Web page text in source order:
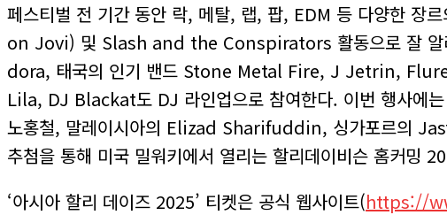
페스티벌 전 기간 동안 락, 메탈, 랩, 팝, EDM 등 다양한 장
on Jovi) 및 Slash and the Conspirators 활동으로 잘
dora, 태국의 인기 밴드 Stone Metal Fire, J Jetrin,
Lila, DJ Blackat도 DJ 라인업으로 참여한다. 이번 행사
노홍철, 말레이시아의 Elizad Sharifuddin, 싱가포르의
추첨을 통해 미국 밀워키에서 열리는 할리데이비슨 홈커
‘아시아 할리 데이즈 2025’ 티켓은 공식 웹사이트(https://